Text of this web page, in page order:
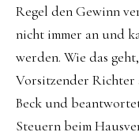
Regel den Gewinn
nicht immer an und
werden. Wie das
Vorsitzender Richter
Beck und
Steuern beim